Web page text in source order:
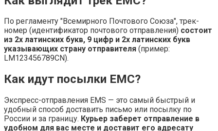
По регламенту "Всемирного Почтового Союза", трек-
номер (идентификатор почтового отправления) состоит
из 2х латинских букв, 9 цифр и 2х латинских букв
указывающих страну отправителя (пример:
LM123456789CN).
Как идут посылки ЕМС?
Экспресс-отправления EMS — это самый быстрый и
удобный способ доставить письмо или посылку по
России и за границу. Курьер заберет отправление в
удобном для вас месте и доставит его адресату